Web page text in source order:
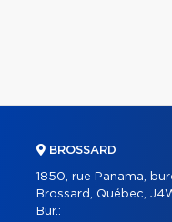
BROSSARD
1850, rue Panama,
Brossard, Québec,
Bur.: